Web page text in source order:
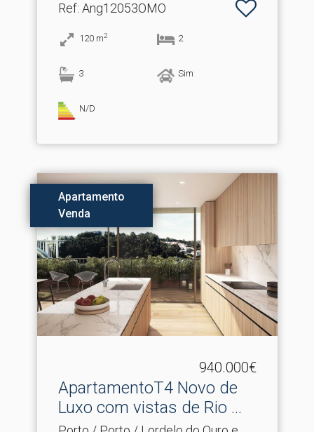
Ref: Ang12053OMO
120 m2 2
3 Sim
N/D
Apartamento
Venda
940.000€
ApartamentoT4 Novo de
Luxo com vistas de Rio .​..